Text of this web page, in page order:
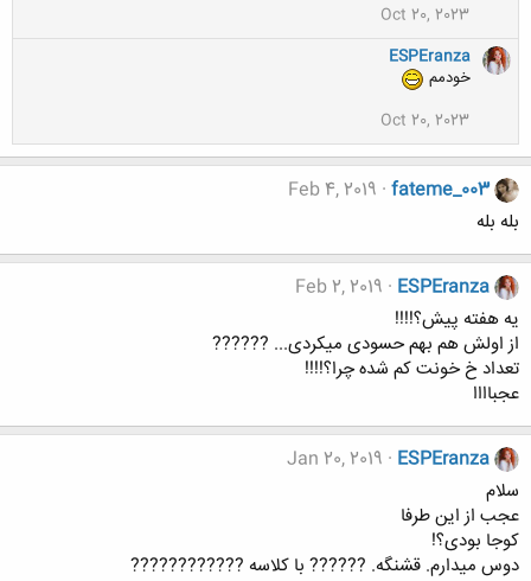
Oct 20, 2023
ESPEranza
خودمم
Oct 20, 2023
fateme_003
Feb 4, 2019
بله بله
ESPEranza
Feb 2, 2019
یه هفته پیش؟!!!!
از اولش هم بهم حسودی میکردی... ??????
تعداد خ خونت کم شده چرا؟!!!!
عجباااا
ESPEranza
Jan 20, 2019
سلام
عجب از این طرفا
کوجا بودی؟!
دوس میدارم. قشنگه. ?????? با کلاسه ????????????